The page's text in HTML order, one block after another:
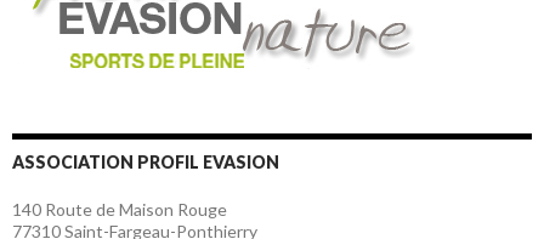
ASSOCIATION PROFIL EVASION
140 Route de Maison Rouge
77310 Saint-Fargeau-Ponthierry